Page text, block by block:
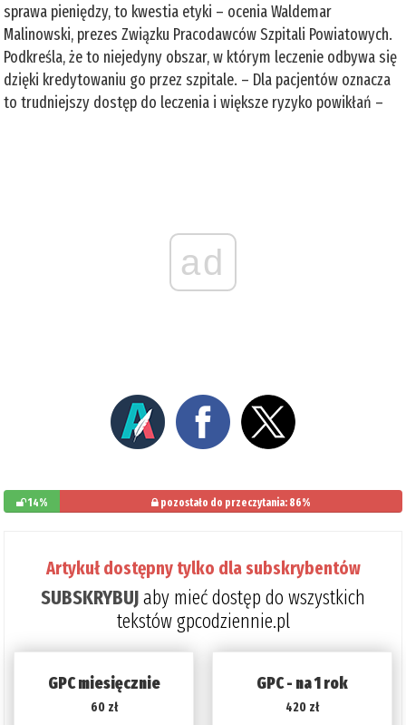
sprawa pieniędzy, to kwestia etyki – ocenia Waldemar
Malinowski, prezes Związku Pracodawców Szpitali Powiatowych.
Podkreśla, że to niejedyny obszar, w którym leczenie odbywa się
dzięki kredytowaniu go przez szpitale. – Dla pacjentów oznacza
to trudniejszy dostęp do leczenia i większe ryzyko powikłań –
ad
14% pozostało do przeczytania: 86%
Artykuł dostępny tylko dla subskrybentów
SUBSKRYBUJaby mieć dostęp do wszystkich
tekstów gpcodziennie.pl
GPC miesięcznie
60 zł
GPC - na 1 rok
420 zł